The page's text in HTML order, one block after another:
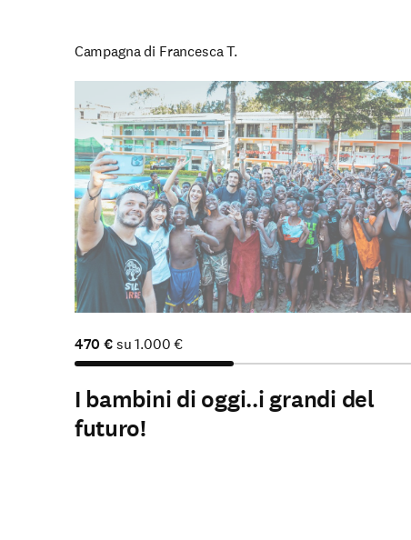
Sostienici
Campagna di Francesca T.
470€su1.000€
I bambini di oggi..i grandi del
futuro!